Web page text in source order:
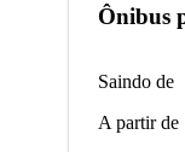
Ônibus
Saindo de
A partir de